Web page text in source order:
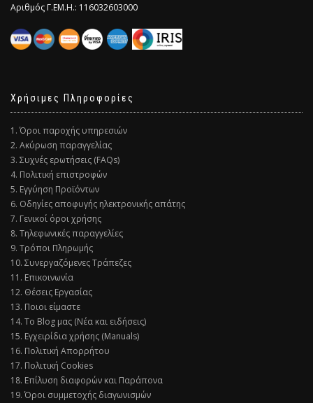
Αριθμός Γ.ΕΜ.Η.: 116032603000
Χρήσιμες Πληροφορίες
1. Όροι παροχής υπηρεσιών
2. Ακύρωση παραγγελίας
3. Συχνές ερωτήσεις (FAQs)
4. Πολιτική επιστροφών
5. Εγγύηση Προϊόντων
6. Οδηγίες αποφυγής ηλεκτρονικής απάτης
7. Γενικοί όροι χρήσης
8. Τηλεφωνικές παραγγελίες
9. Τρόποι Πληρωμής
10. Συνεργαζόμενες Τράπεζες
11. Επικοινωνία
12. Θέσεις Εργασίας
13. Ποιοι είμαστε
14. Το Blog μας (Νέα και ειδήσεις)
15. Εγχειρίδια χρήσης (Manuals)
16. Πολιτική Απορρήτου
17. Πολιτική Cookies
18. Επίλυση διαφορών και Παράπονα
19. Όροι συμμετοχής διαγωνισμών